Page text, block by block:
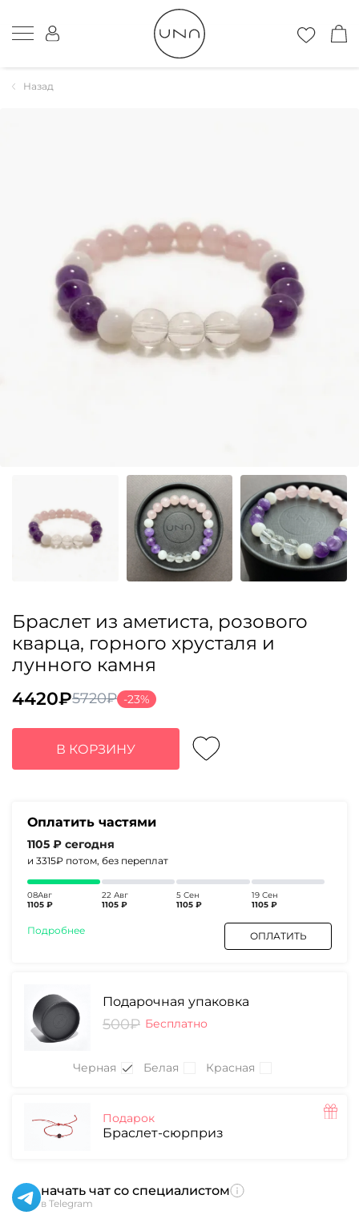
Назад
Браслет из аметиста, розового
кварца, горного хрусталя и
лунного камня
5720₽
Первоначальная
цена
составляла
5720₽.
4420₽
Текущая
цена:
4420₽.
-23%
В КОРЗИНУ
Оплатить частями
1105 ₽ сегодня
и 3315₽ потом, без переплат
08Авг
1105 ₽
22 Авг
1105 ₽
5 Сен
1105 ₽
19 Сен
1105 ₽
Подробнее ОПЛАТИТЬ
Подарочная упаковка
500₽ Бесплатно
Черная Белая Красная
Подарок
Браслет-сюрприз
начать чат со специалистом
в Telegram